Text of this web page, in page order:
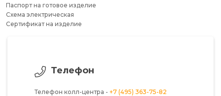
Паспорт на готовое изделие
Схема электрическая
Сертификат на изделие
Телефон
Телефон колл-центра - +7 (495) 363-75-82